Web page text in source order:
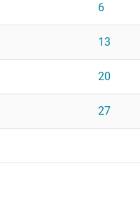
6
13
20
27